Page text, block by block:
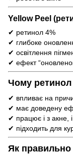
Yellow Peel
✔ ретинол 4%
✔ глибоке
✔ освітлення
✔ ефект
Чому
✔ впливає на
✔ має доведену
✔ працює і з акне,
✔ підходить для
Як правильно